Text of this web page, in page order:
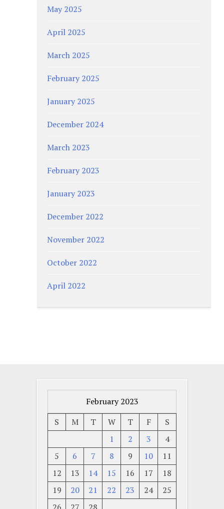
May 2025
April 2025
March 2025
February 2025
January 2025
December 2024
March 2023
February 2023
January 2023
December 2022
November 2022
October 2022
April 2022
February 2023
S
M T W T F
S
1
2 3
4
5
6 7 8 9 10
11
12
13 14 15 16 17
18
19
20 21 22 23 24
25
26
27 28